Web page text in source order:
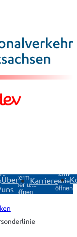
Über
uns
Untermenü
Über uns
öffnen
KarriereKarriere
öffnen